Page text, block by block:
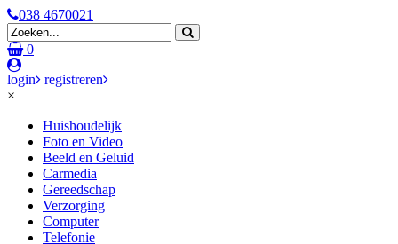
038 4670021
0
login
registreren
×
Huishoudelijk
Foto en Video
Beeld en Geluid
Carmedia
Gereedschap
Verzorging
Computer
Telefonie